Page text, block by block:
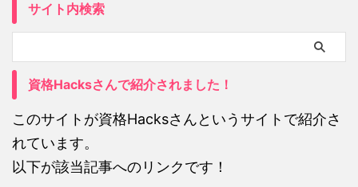
サイト内検索
資格Hacksさんで紹介されました！
このサイトが資格Hacksさんというサイトで紹介さ
れています。
以下が該当記事へのリンクです！